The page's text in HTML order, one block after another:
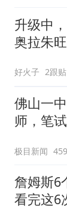
升级中
奥拉朱
好火子 2跟贴
佛山一
师，笔
聘，成
极目新闻
詹姆斯6
看完这6